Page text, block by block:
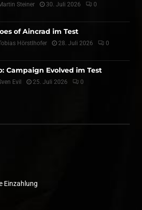
Steiner 30. Juli 2026 0
of Aincrad im Test
Hörstlhofer 28. Juli 2026 0
Campaign Evolved im Test
Evil 25. Juli 2026 0
Einzahlung